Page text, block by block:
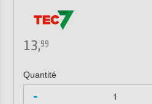
13,99
Quantité
-